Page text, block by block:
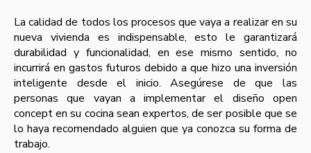
La calidad de todos los procesos que vaya a realizar en su
nueva vivienda es indispensable, esto le garantizará
durabilidad y funcionalidad, en ese mismo sentido, no
incurrirá en gastos futuros debido a que hizo una inversión
inteligente desde el inicio. Asegúrese de que las
personas que vayan a implementar el diseño open
concept en su cocina sean expertos, de ser posible que se
lo haya recomendado alguien que ya conozca su forma de
trabajo.